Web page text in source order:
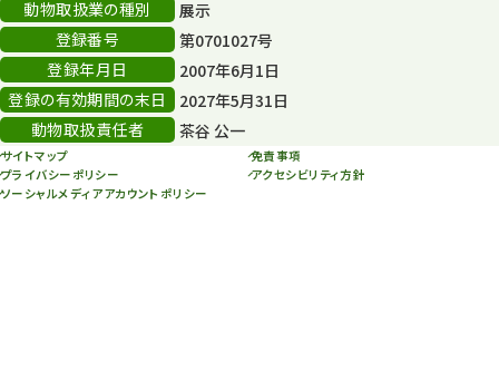
秋まつり
動物取扱業の種別
展示
登録番号
第0701027号
登録年月日
2007年6月1日
登録の有効期間の末日
2027年5月31日
動物取扱責任者
茶谷 公一
サイトマップ
免責事項
プライバシーポリシー
アクセシビリティ方針
ソーシャルメディアアカウントポリシー